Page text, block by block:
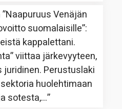
”Naapuruus Venäjän
suomalaisille”:
kappalettani.
viittaa järkevyyteen,
Perustuslaki
huolehtimaan
sotesta,…”